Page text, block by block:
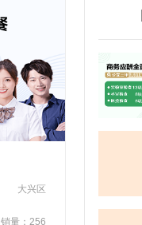
大兴区
销量：256